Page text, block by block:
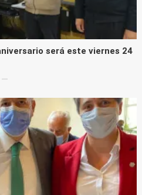
será este viernes 24